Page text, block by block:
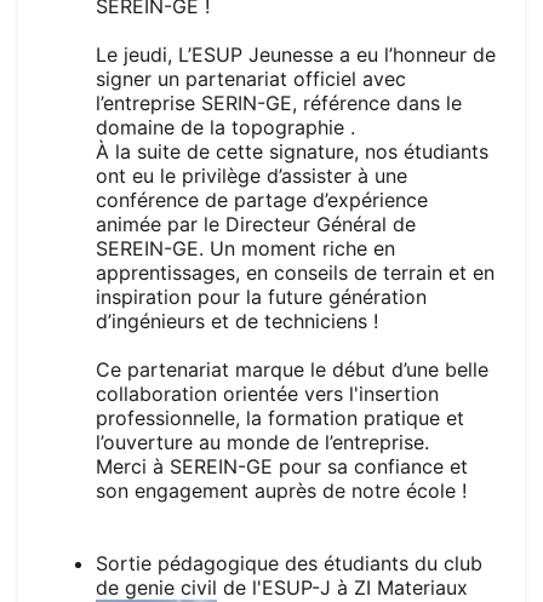
SEREIN-GE !
Le jeudi, L’ESUP Jeunesse a eu l’honneur de
signer un partenariat officiel avec
l’entreprise SERIN-GE, référence dans le
domaine de la topographie .
À la suite de cette signature, nos étudiants
ont eu le privilège d’assister à une
conférence de partage d’expérience
animée par le Directeur Général de
SEREIN-GE. Un moment riche en
apprentissages, en conseils de terrain et en
inspiration pour la future génération
d’ingénieurs et de techniciens !
Ce partenariat marque le début d’une belle
collaboration orientée vers l'insertion
professionnelle, la formation pratique et
l’ouverture au monde de l’entreprise.
Merci à SEREIN-GE pour sa confiance et
son engagement auprès de notre école !
Sortie pédagogique des étudiants du club
de genie civil de l'ESUP-J à ZI Materiaux